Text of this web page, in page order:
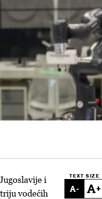
TEXT SIZE
- +
i
vodećih